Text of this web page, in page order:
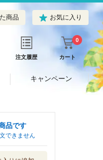
商品 お気に入り
注文履歴 カート
0
キャンペーン
品です
できません